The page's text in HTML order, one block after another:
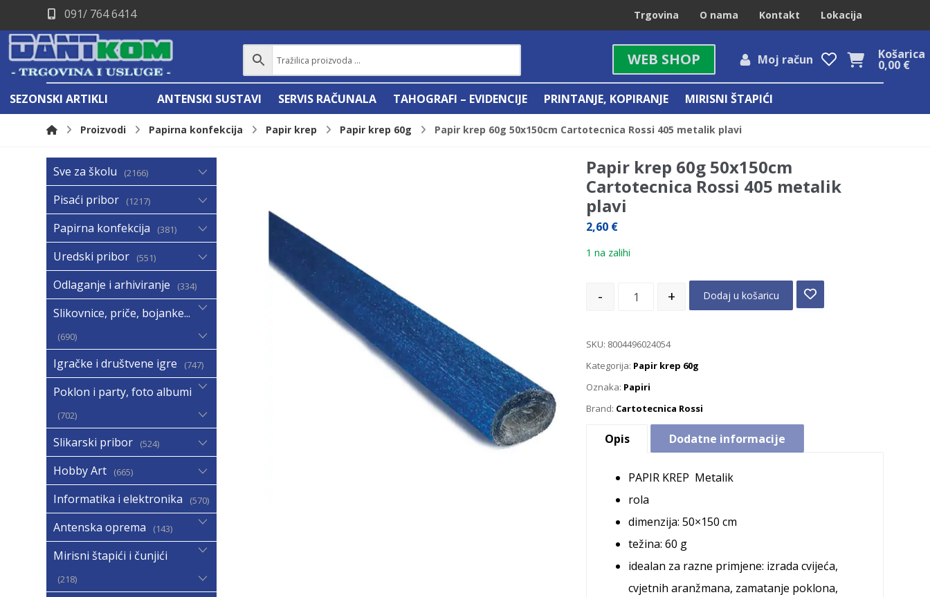
091/ 764 6414 Trgovina O nama Kontakt Lokacija
Košarica
0,00 €
Moj račun
WEB SHOP
SEZONSKI ARTIKLI ANTENSKI SUSTAVI SERVIS RAČUNALA TAHOGRAFI – EVIDENCIJE PRINTANJE, KOPIRANJE MIRISNI ŠTAPIĆI
Proizvodi Papirna konfekcija Papir krep Papir krep 60g Papir krep 60g 50x150cm Cartotecnica Rossi 405 metalik plavi
Papir krep 60g 50x150cm
Cartotecnica Rossi 405 metalik
plavi
2,60 €
1 na zalihi
- + Dodaj u košaricu
SKU: 8004496024054
Kategorija: Papir krep 60g
Oznaka: Papiri
Brand: Cartotecnica Rossi
Opis Dodatne informacije
PAPIR KREP Metalik
rola
dimenzija: 50×150 cm
težina: 60 g
idealan za razne primjene: izrada cvijeća,
cvjetnih aranžmana, zamatanje poklona,
Sve za školu 2166
Pisaći pribor 1217
Papirna konfekcija 381
Uredski pribor 551
Odlaganje i arhiviranje 334
Slikovnice, priče, bojanke...
690
Igračke i društvene igre 747
Poklon i party, foto albumi
702
Slikarski pribor 524
Hobby Art 665
Informatika i elektronika 570
Antenska oprema 143
Mirisni štapići i čunjići
218